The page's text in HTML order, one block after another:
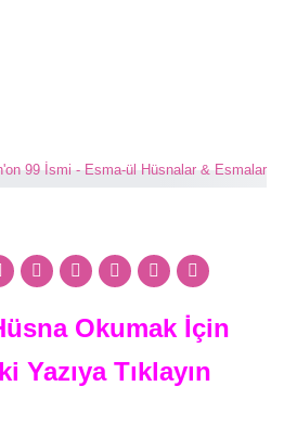
Okumak İçin
Yazıya Tıklayın